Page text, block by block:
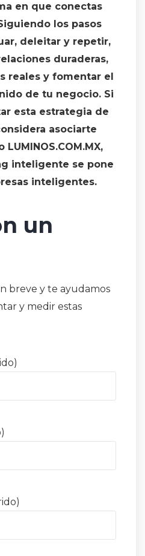
en que conectas
los pasos
deleitar y repetir,
duraderas,
reales y fomentar el
de tu negocio. Si
esta estrategia de
asociarte
inteligente se pone
inteligentes.
un
breve y te ayudamos
y medir estas